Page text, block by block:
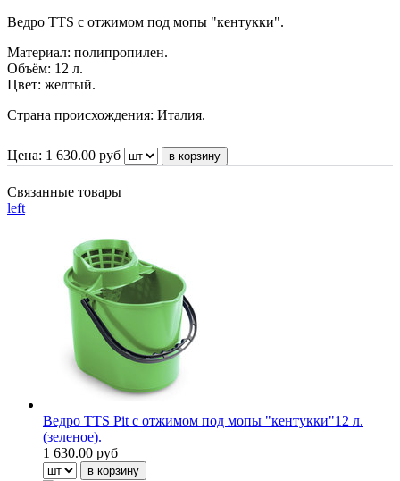
Ведро TTS c отжимом под мопы "кентукки".
Материал: полипропилен.
Объём: 12 л.
Цвет: желтый.
Страна происхождения: Италия.
Цена: 1 630.00 руб
Связанные товары
left
Ведро TTS Pit c отжимом под мопы "кентукки"12 л.
(зеленое).
1 630.00 руб